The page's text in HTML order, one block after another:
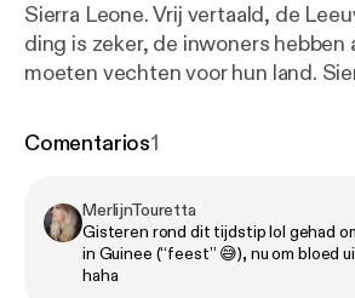
Sierra Leone. Vrij vertaald, de
ding is zeker, de inwoners hebben
moeten vechten voor hun land.
samenlevende volkeren, religieuze
Leone vooral van de extreem
hadden na hun onafhankelijkheid.
stortte Sierra Leone in een alles
Comentarios1
MerlijnTouretta
Gisteren rond dit tijdstip lol gehad
in Guinee (“feest” 😅), nu om bloed
haha